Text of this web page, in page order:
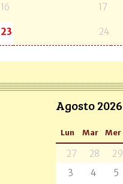
16 17
23 24
Agosto 2026
Lun Mar Mer
27 28 29
3
4 5